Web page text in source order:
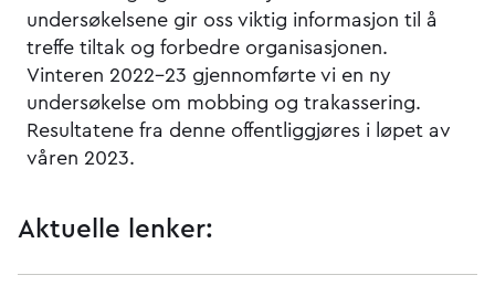
undersøkelsene gir oss viktig informasjon til å
treffe tiltak og forbedre organisasjonen.
Vinteren 2022–23 gjennomførte vi en ny
undersøkelse om mobbing og trakassering.
Resultatene fra denne offentliggjøres i løpet av
våren 2023.
Aktuelle lenker: